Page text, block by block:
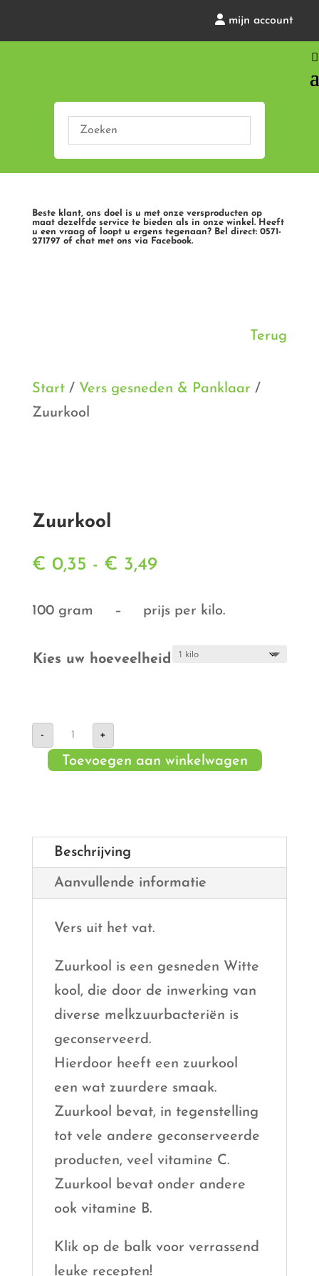
mijn account
Beste klant, ons doel is u met onze versproducten op
maat dezelfde service te bieden als in onze winkel. Heeft
u een vraag of loopt u ergens tegenaan? Bel direct: 0571-
271797 of chat met ons via Facebook.
Terug
Start/ Vers gesneden & Panklaar /
Zuurkool
Zuurkool
€ 0,35 - € 3,49Prijsklasse:
tot
100 gram – prijs per kilo.
Kies uw hoeveelheid
-
Zuurkool
aantal
+
Toevoegen aan winkelwagen
Beschrijving
Aanvullende informatie
Vers uit het vat.
Zuurkool is een gesneden Witte
kool, die door de inwerking van
diverse melkzuurbacteriën is
geconserveerd.
Hierdoor heeft een zuurkool
een wat zuurdere smaak.
Zuurkool bevat, in tegenstelling
tot vele andere geconserveerde
producten, veel vitamine C.
Zuurkool bevat onder andere
ook vitamine B.
Klik op de balk voor verrassend
leuke recepten!